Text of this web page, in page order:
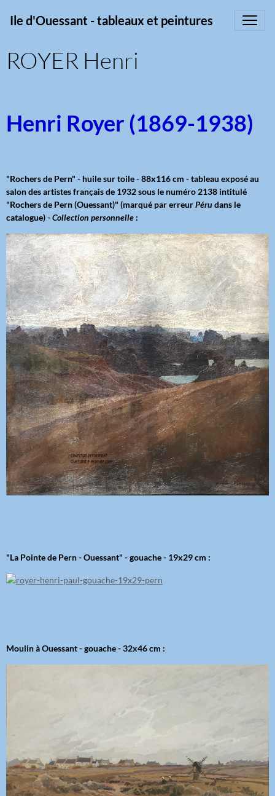
Ile d'Ouessant - tableaux et peintures
ROYER Henri
Henri Royer (1869-1938)
"Rochers de Pern" - huile sur toile - 88x116 cm - tableau exposé au
salon des artistes français de 1932 sous le numéro 2138 intitulé
"Rochers de Pern (Ouessant)" (marqué par erreurPérudans le
catalogue) -Collection personnelle :
"La Pointe de Pern - Ouessant" - gouache - 19x29 cm :
Moulin à Ouessant - gouache - 32x46 cm :